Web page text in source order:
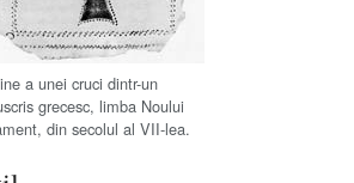
a unei cruci dintr-un
grecesc, limba Noului
din secolul al VII-lea.